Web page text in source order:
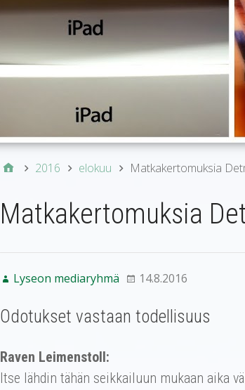
2016 elokuu Matkakertomuksia
Matkakertomuksia
Lyseon mediaryhmä 14.8.2016
Odotukset vastaan todellisuus
Raven Leimenstoll:
Itse lähdin tähän seikkailuun mukaan aika